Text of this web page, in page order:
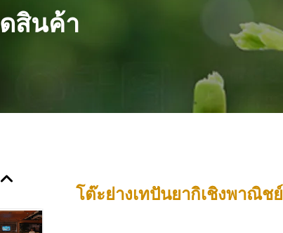
สินค้า
โต๊ะย่างเทปันยากิเชิงพาณิชย์